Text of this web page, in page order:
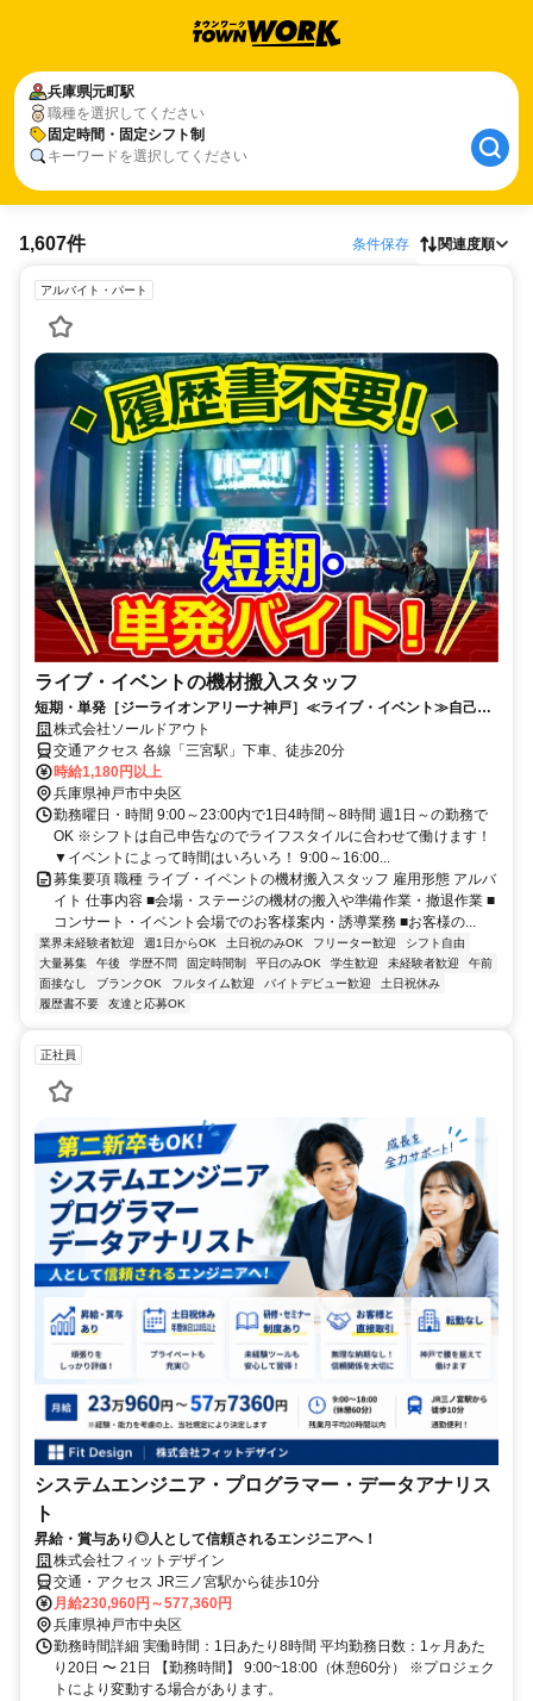
兵庫県元町駅
職種を選択してください
固定時間・固定シフト制
キーワードを選択してください
1,607件 条件保存 関連度順
アルバイト・パート
ライブ・イベントの機材搬入スタッフ
短期・単発［ジーライオンアリーナ神戸］≪ライブ・イベント≫自己申
告制！週1日OK！好きな時に働く♪
株式会社ソールドアウト
交通アクセス 各線「三宮駅」下車、徒歩20分
時給1,180円以上
兵庫県神戸市中央区
勤務曜日・時間 9:00～23:00内で1日4時間～8時間 週1日～の勤務で
OK ※シフトは自己申告なのでライフスタイルに合わせて働けます！
▼イベントによって時間はいろいろ！ 9:00～16:00...
募集要項 職種 ライブ・イベントの機材搬入スタッフ 雇用形態 アルバ
イト 仕事内容 ■会場・ステージの機材の搬入や準備作業・撤退作業 ■
コンサート・イベント会場でのお客様案内・誘導業務 ■お客様の...
業界未経験者歓迎 週1日からOK 土日祝のみOK フリーター歓迎
シフト自由
大量募集
午後 学歴不問 固定時間制 平日のみOK 学生歓迎 未経験者歓迎
午前
面接なし
ブランクOK フルタイム歓迎 バイトデビュー歓迎
土日祝休み
履歴書不要
友達と応募OK
正社員
システムエンジニア・プログラマー・データアナリス
ト
昇給・賞与あり◎人として信頼されるエンジニアへ！
株式会社フィットデザイン
交通・アクセス JR三ノ宮駅から徒歩10分
月給230,960円～577,360円
兵庫県神戸市中央区
勤務時間詳細 実働時間：1日あたり8時間 平均勤務日数：1ヶ月あた
り20日 〜 21日 【勤務時間】 9:00~18:00（休憩60分） ※プロジェク
トにより変動する場合があります。